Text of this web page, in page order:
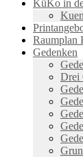
KüKo in
Raumplan
Gedenken
Drei